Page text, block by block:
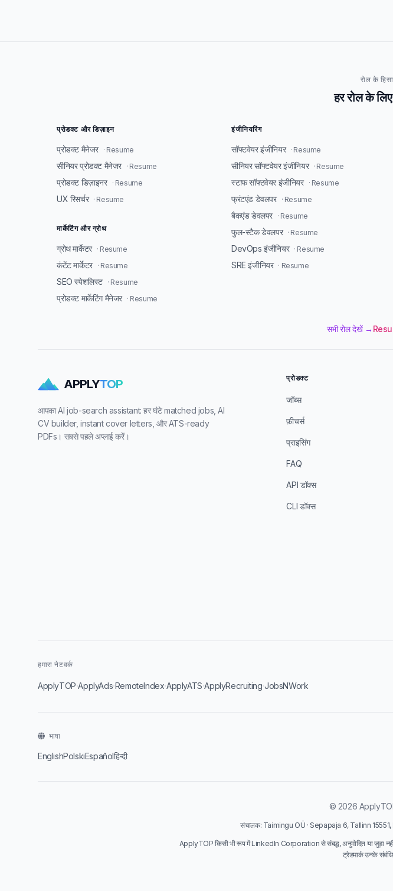
रोल के
हर रोल के
प्रोडक्ट और डिज़ाइन
प्रोडक्ट मैनेजर · Resume
सीनियर प्रोडक्ट मैनेजर · Resume
प्रोडक्ट डिज़ाइनर · Resume
UX रिसर्चर · Resume
मार्केटिंग और ग्रोथ
ग्रोथ मार्केटर · Resume
कंटेंट मार्केटर · Resume
SEO स्पेशलिस्ट · Resume
प्रोडक्ट मार्केटिंग मैनेजर · Resume
इंजीनियरिंग
सॉफ्टवेयर इंजीनियर · Resume
सीनियर सॉफ्टवेयर इंजीनियर · Resume
स्टाफ सॉफ्टवेयर इंजीनियर · Resume
फ्रंटएंड डेवलपर · Resume
बैकएंड डेवलपर · Resume
फुल-स्टैक डेवलपर · Resume
DevOps इंजीनियर · Resume
SRE इंजीनियर · Resume
सभी रोल देखें →
APPLYTOP
आपका AI job-search assistant: हर घंटे matched jobs, AI
CV builder, instant cover letters, और ATS-ready
PDFs। सबसे पहले अप्लाई करें।
प्रोडक्ट
जॉब्स
फ़ीचर्स
प्राइसिंग
FAQ
API डॉक्स
CLI डॉक्स
हमारा नेटवर्क
ApplyTOP·ApplyAds·RemoteIndex·ApplyATS·ApplyRecruiting·JobsNWork
भाषा
EnglishPolskiEspañolहिन्दी
© 2026
संचालक: Taimingu OÜ · Sepapaja 6, Tallinn 15551,
ApplyTOP किसी भी रूप में LinkedIn Corporation से संबद्ध, अनुमोदित या जुड़ा
ट्रेडमार्क उनके